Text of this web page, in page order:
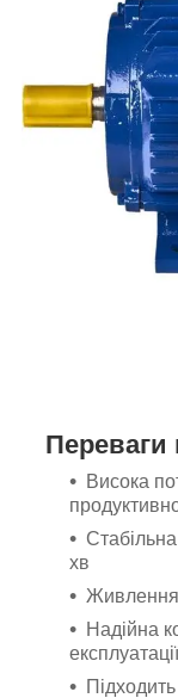
Переваги
Висока
хв
Живлення
Надійна
експлуатації